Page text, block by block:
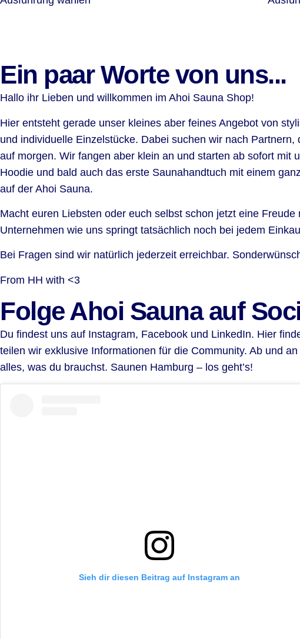
Ein paar Worte von uns...
Hallo ihr Lieben und willkommen im Ahoi Sauna Shop!
Hier entsteht gerade unser kleines aber feines Angebot von
und individuelle Einzelstücke. Dabei suchen wir nach
auf morgen. Wir fangen aber klein an und starten ab sofort mit
Hoodie und bald auch das erste Saunahandtuch mit einem
auf der Ahoi Sauna.
Macht euren Liebsten oder euch selbst schon jetzt eine
Unternehmen wie uns springt tatsächlich noch bei jedem
Bei Fragen sind wir natürlich jederzeit erreichbar.
From HH with <3
Folge Ahoi Sauna auf
Du findest uns auf Instagram, Facebook und LinkedIn. Hier
teilen wir exklusive Informationen für die Community. Ab und
alles, was du brauchst. Saunen Hamburg – los geht’s!
Sieh dir diesen Beitrag auf Instagram an